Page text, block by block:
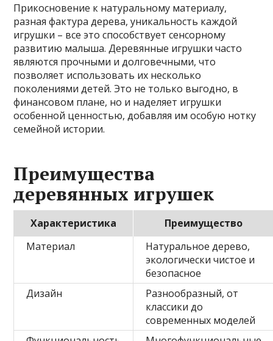
Прикосновение к натуральному материалу,
разная фактура дерева, уникальность каждой
игрушки – все это способствует сенсорному
развитию малыша. Деревянные игрушки часто
являются прочными и долговечными, что
позволяет использовать их несколько
поколениями детей. Это не только выгодно, в
финансовом плане, но и наделяет игрушки
особенной ценностью, добавляя им особую нотку
семейной истории.
Преимущества
деревянных игрушек
Характеристика
Преимущество
Материал
Натуральное дерево,
экологически чистое и
безопасное
Дизайн
Разнообразный, от
классики до
современных моделей